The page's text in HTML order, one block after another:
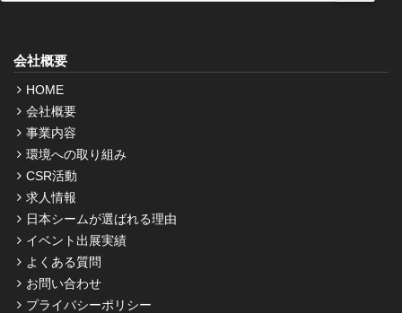
会社概要
HOME
会社概要
事業内容
環境への取り組み
CSR活動
求人情報
日本シームが選ばれる理由
イベント出展実績
よくある質問
お問い合わせ
プライバシーポリシー